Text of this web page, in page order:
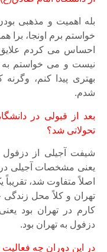
بله اهمیت و مذهبی
خواستم برم اونجا، برا
احساس می کردم
نیست و می خواستم
بهتری پیدا کنم،
شدم.
بعد از قبولی در
تحولاتی شد؟
شیفت آجیلی از دزفول
یعنی مشخصات آجیلی
اصلاً متفاوت شد،
تهران و کلاً محل
کارم در تهران بود
دزفول به تهران بود.
در این دوران چه